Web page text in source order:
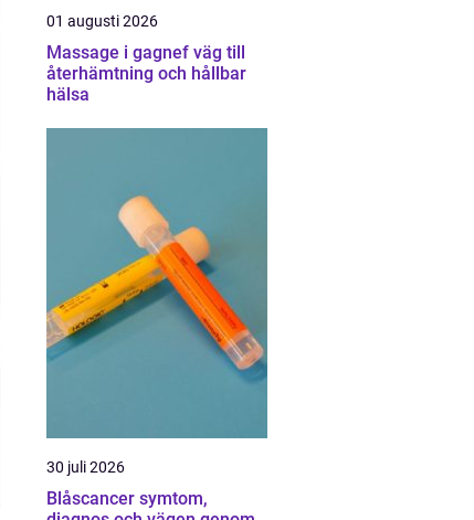
01 augusti 2026
Massage i gagnef väg till
återhämtning och hållbar
hälsa
30 juli 2026
Blåscancer symtom,